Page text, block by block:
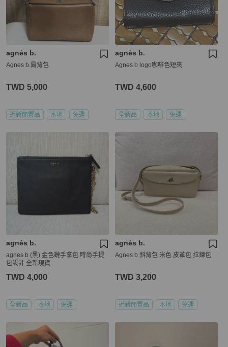
agnès b.
Agnes b.肩背包
TWD 5,000
近新閒置品 本地 免運
agnès b.
Agnes b logo咖啡色短夾
TWD 4,600
全新品 本地 免運
agnès b.
agnes b (黑) 金色鏈手拿包 時尚手提
包設計 全新現貨
TWD 4,000
全新品 本地 免運
agnès b.
Agnes b 斜背包 米色 皮革包 拉鍊包
TWD 3,200
近新閒置品 本地 免運